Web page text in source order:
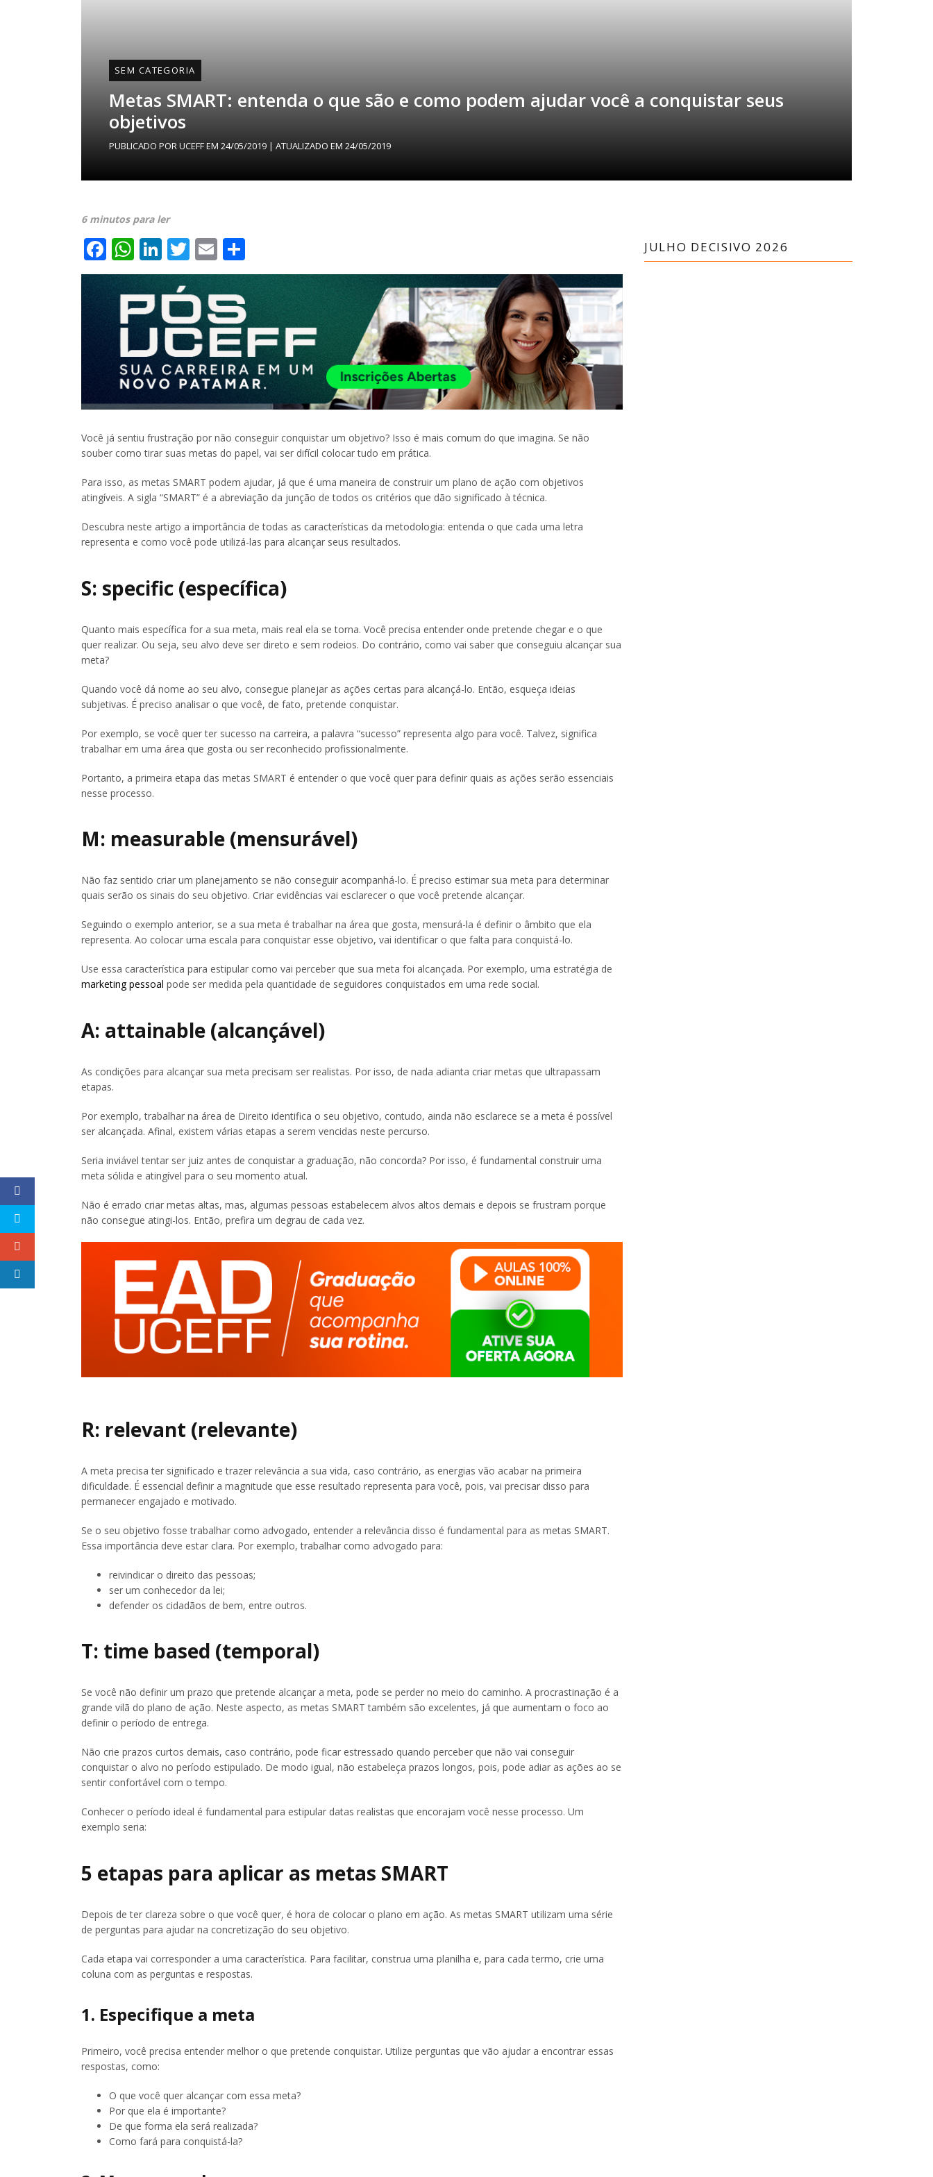
SEM CATEGORIA
Metas SMART: entenda o que são e como podem ajudar você a conquistar seus
objetivos
PUBLICADO PORUCEFFEM 24/05/2019 | ATUALIZADO EM 24/05/2019
6 minutos para ler
Facebook
WhatsApp
LinkedIn
Twitter
Email
Você já sentiu frustração por não conseguir conquistar um objetivo? Isso é mais comum do que imagina. Se não
souber como tirar suas metas do papel, vai ser difícil colocar tudo em prática.
Para isso, as metas SMART podem ajudar, já que é uma maneira de construir um plano de ação com objetivos
atingíveis. A sigla “SMART” é a abreviação da junção de todos os critérios que dão significado à técnica.
Descubra neste artigo a importância de todas as características da metodologia: entenda o que cada uma letra
representa e como você pode utilizá-las para alcançar seus resultados.
S: specific (específica)
Quanto mais específica for a sua meta, mais real ela se torna. Você precisa entender onde pretende chegar e o que
quer realizar. Ou seja, seu alvo deve ser direto e sem rodeios. Do contrário, como vai saber que conseguiu alcançar sua
meta?
Quando você dá nome ao seu alvo, consegue planejar as ações certas para alcançá-lo. Então, esqueça ideias
subjetivas. É preciso analisar o que você, de fato, pretende conquistar.
Por exemplo, se você quer ter sucesso na carreira, a palavra “sucesso” representa algo para você. Talvez, significa
trabalhar em uma área que gosta ou ser reconhecido profissionalmente.
Portanto, a primeira etapa das metas SMART é entender o que você quer para definir quais as ações serão essenciais
nesse processo.
M: measurable (mensurável)
Não faz sentido criar um planejamento se não conseguir acompanhá-lo. É preciso estimar sua meta para determinar
quais serão os sinais do seu objetivo. Criar evidências vai esclarecer o que você pretende alcançar.
Seguindo o exemplo anterior, se a sua meta é trabalhar na área que gosta, mensurá-la é definir o âmbito que ela
representa. Ao colocar uma escala para conquistar esse objetivo, vai identificar o que falta para conquistá-lo.
Use essa característica para estipular como vai perceber que sua meta foi alcançada. Por exemplo, uma estratégia de
marketing pessoal pode ser medida pela quantidade de seguidores conquistados em uma rede social.
A: attainable (alcançável)
As condições para alcançar sua meta precisam ser realistas. Por isso, de nada adianta criar metas que ultrapassam
etapas.
Por exemplo, trabalhar na área de Direito identifica o seu objetivo, contudo, ainda não esclarece se a meta é possível
ser alcançada. Afinal, existem várias etapas a serem vencidas neste percurso.
Seria inviável tentar ser juiz antes de conquistar a graduação, não concorda? Por isso, é fundamental construir uma
meta sólida e atingível para o seu momento atual.
Não é errado criar metas altas, mas, algumas pessoas estabelecem alvos altos demais e depois se frustram porque
não consegue atingi-los. Então, prefira um degrau de cada vez.
R: relevant (relevante)
A meta precisa ter significado e trazer relevância a sua vida, caso contrário, as energias vão acabar na primeira
dificuldade. É essencial definir a magnitude que esse resultado representa para você, pois, vai precisar disso para
permanecer engajado e motivado.
Se o seu objetivo fosse trabalhar como advogado, entender a relevância disso é fundamental para as metas SMART.
Essa importância deve estar clara. Por exemplo, trabalhar como advogado para:
reivindicar o direito das pessoas;
ser um conhecedor da lei;
defender os cidadãos de bem, entre outros.
T: time based (temporal)
Se você não definir um prazo que pretende alcançar a meta, pode se perder no meio do caminho. A procrastinação é a
grande vilã do plano de ação. Neste aspecto, as metas SMART também são excelentes, já que aumentam o foco ao
definir o período de entrega.
Não crie prazos curtos demais, caso contrário, pode ficar estressado quando perceber que não vai conseguir
conquistar o alvo no período estipulado. De modo igual, não estabeleça prazos longos, pois, pode adiar as ações ao se
sentir confortável com o tempo.
Conhecer o período ideal é fundamental para estipular datas realistas que encorajam você nesse processo. Um
exemplo seria:
5 etapas para aplicar as metas SMART
Depois de ter clareza sobre o que você quer, é hora de colocar o plano em ação. As metas SMART utilizam uma série
de perguntas para ajudar na concretização do seu objetivo.
Cada etapa vai corresponder a uma característica. Para facilitar, construa uma planilha e, para cada termo, crie uma
coluna com as perguntas e respostas.
1. Especifique a meta
Primeiro, você precisa entender melhor o que pretende conquistar. Utilize perguntas que vão ajudar a encontrar essas
respostas, como:
O que você quer alcançar com essa meta?
Por que ela é importante?
De que forma ela será realizada?
Como fará para conquistá-la?
JULHO DECISIVO 2026